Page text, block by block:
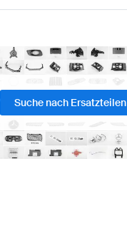
Suche nach Ersatzteilen